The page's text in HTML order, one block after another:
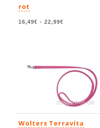
rot
16,49€ - 22,99€
Wolters Terravita